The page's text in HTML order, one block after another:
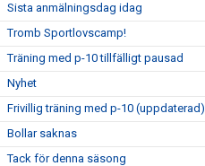
Sista anmälningsdag idag
Tromb Sportlovscamp!
Träning med p-10 tillfälligt pausad
Nyhet
Frivillig träning med p-10 (uppdaterad)
Bollar saknas
Tack för denna säsong